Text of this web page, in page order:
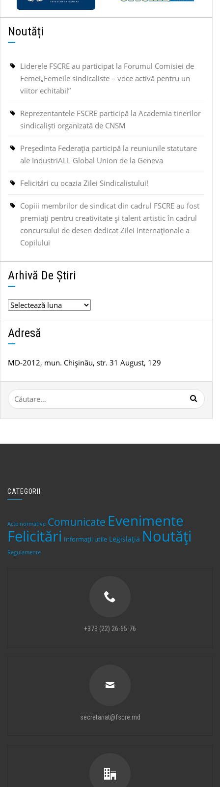
Noutăți
Liderele FSCRE au participat la Forumul Comisiei de
Femei„Femeile sindicaliste – voce activă pentru un
viitor echitabil”
Reprezentantele FSCRE participă la Academia tinerilor
sindicaliști organizată de CNSM
Președinta Federația participă la reuniunile statutare
ale IndustriALL Global Union de la Geneva
Felicitări cu ocazia Zilei Sindicalistului!
Copiii membrilor de sindicat din cadrul FSCRE au fost
premiați pentru creativitate și talent artistic în cadrul
concursului de desen dedicat Zilei Internaționale a
Copilului
Arhivă De Știri
Arhivă
de
știri
Adresă
MD-2012, mun. Chișinău, str. 31 August, 129
Caută
după:
CATEGORII
Acte normative Comunicate Evenimente
Felicitări Informații utile Legislaţia Noutăți
Regulamente
+373 (22) 26-65-76
secretariat@fscre.md